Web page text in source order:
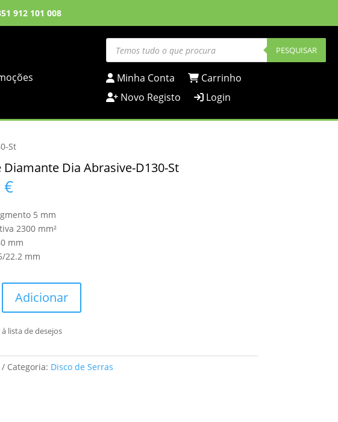
912 101 008
Products
search PESQUISAR
Minha Conta
Carrinho
Novo Registo
Login
St
Diamante Dia Abrasive-D130-St
€
5 mm
2300 mm²
mm
22.2 mm
Adicionar
lista de desejos
Categoria: Disco de Serras